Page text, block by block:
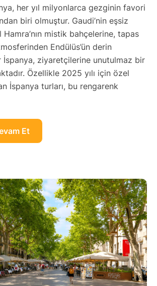
her yıl milyonlarca gezginin favori
biri olmuştur. Gaudi’nin eşsiz
mistik bahçelerine, tapas
Endülüs’ün derin
İspanya, ziyaretçilerine unutulmaz bir
Özellikle 2025 yılı için özel
İspanya turları, bu rengarenk
Et